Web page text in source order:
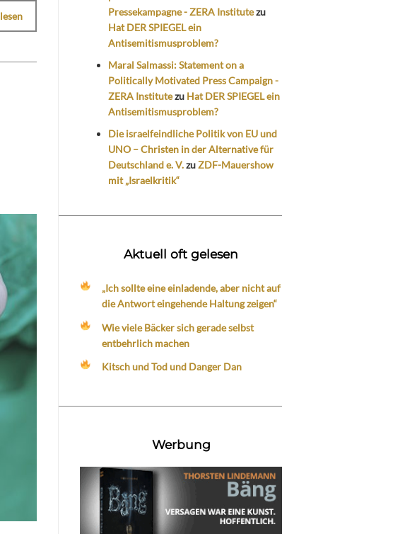
Pressekampagne - ZERA Institutezu
Hat DER SPIEGEL ein
Antisemitismusproblem?
Maral Salmassi: Statement on a
Politically Motivated Press Campaign -
ZERA Institutezu Hat DER SPIEGEL ein
Antisemitismusproblem?
Die israelfeindliche Politik von EU und
UNO – Christen in der Alternative für
Deutschland e. V.zuZDF-Mauershow
mit „Israelkritik“
Aktuell oft gelesen
„Ich sollte eine einladende, aber nicht auf
die Antwort eingehende Haltung zeigen“
Wie viele Bäcker sich gerade selbst
entbehrlich machen
Kitsch und Tod und Danger Dan
Werbung